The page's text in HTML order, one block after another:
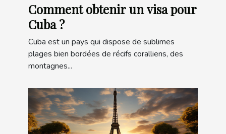
Comment obtenir un visa pour
Cuba ?
Cuba est un pays qui dispose de sublimes
plages bien bordées de récifs coralliens, des
montagnes...